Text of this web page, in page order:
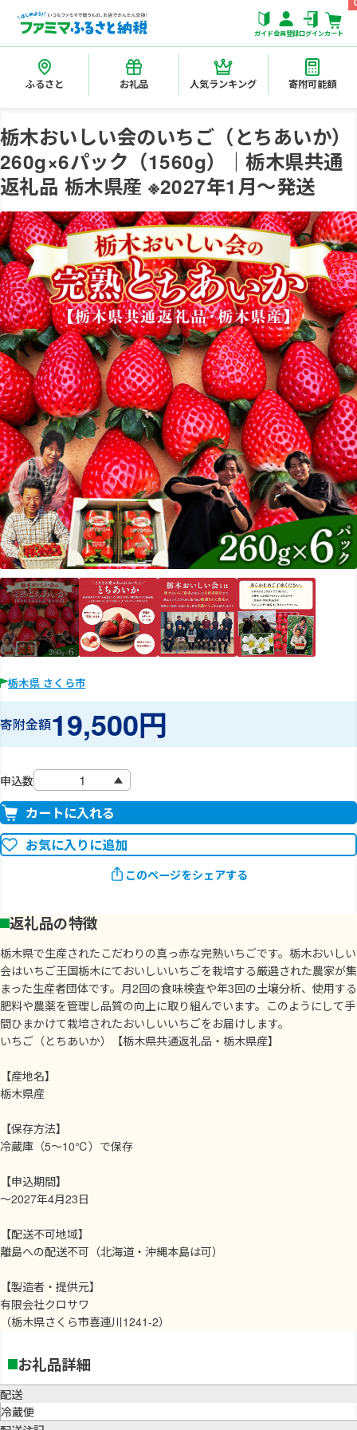
ガイド会員登録ログインカート
ふるさと お礼品 人気ランキング 寄附可能額
栃木おいしい会のいちご（とちあいか）
260g×6パック（1560g）｜栃木県共通
返礼品 栃木県産 ※2027年1月～発送
栃木県 さくら市
寄附金額19,500円
申込数
カートに入れる
お気に入りに追加
このページをシェアする
返礼品の特徴
栃木県で生産されたこだわりの真っ赤な完熟いちごです。栃木おいしい
会はいちご王国栃木にておいしいいちごを栽培する厳選された農家が集
まった生産者団体です。月2回の食味検査や年3回の土壌分析、使用する
肥料や農薬を管理し品質の向上に取り組んでいます。このようにして手
間ひまかけて栽培されたおいしいいちごをお届けします。
いちご（とちあいか）【栃木県共通返礼品・栃木県産】
【産地名】
栃木県産
【保存方法】
冷蔵庫（5～10℃）で保存
【申込期間】
～2027年4月23日
【配送不可地域】
離島への配送不可（北海道・沖縄本島は可）
【製造者・提供元】
有限会社クロサワ
（栃木県さくら市喜連川1241-2）
お礼品詳細
配送
冷蔵便